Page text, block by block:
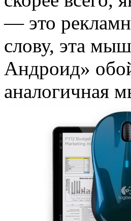
— это
слову, эта
Андроид»
аналогичная